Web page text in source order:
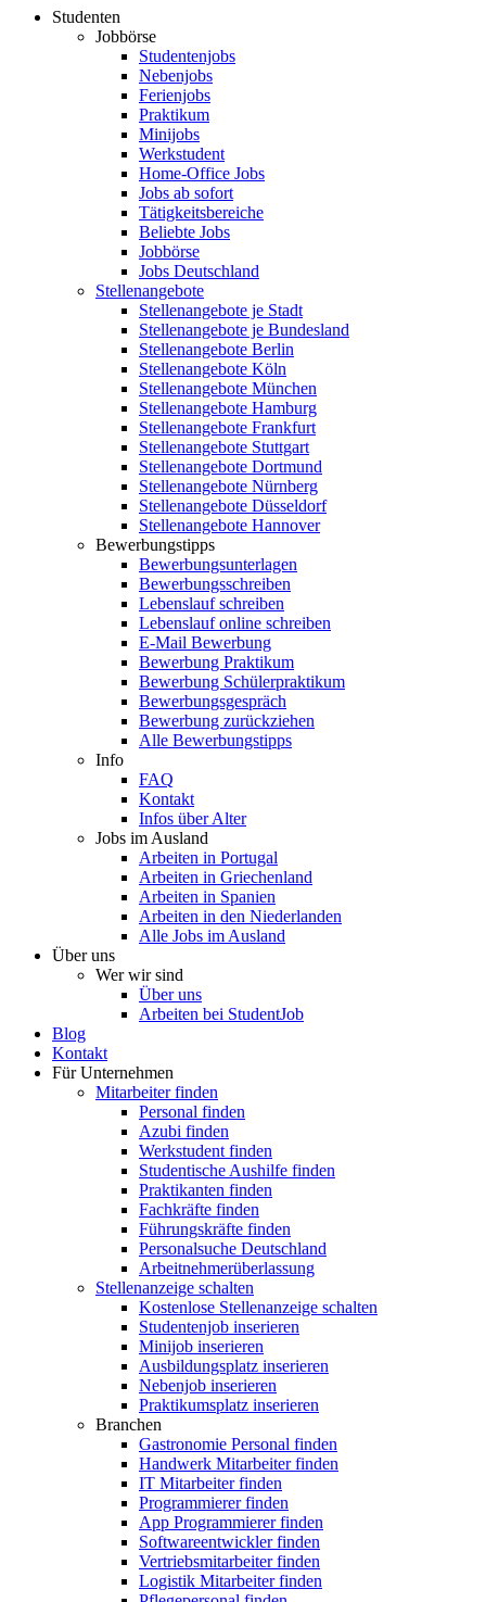
Studenten
Jobbörse
Studentenjobs
Nebenjobs
Ferienjobs
Praktikum
Minijobs
Werkstudent
Home-Office Jobs
Jobs ab sofort
Tätigkeitsbereiche
Beliebte Jobs
Jobbörse
Jobs Deutschland
Stellenangebote
Stellenangebote je Stadt
Stellenangebote je Bundesland
Stellenangebote Berlin
Stellenangebote Köln
Stellenangebote München
Stellenangebote Hamburg
Stellenangebote Frankfurt
Stellenangebote Stuttgart
Stellenangebote Dortmund
Stellenangebote Nürnberg
Stellenangebote Düsseldorf
Stellenangebote Hannover
Bewerbungstipps
Bewerbungsunterlagen
Bewerbungsschreiben
Lebenslauf schreiben
Lebenslauf online schreiben
E-Mail Bewerbung
Bewerbung Praktikum
Bewerbung Schülerpraktikum
Bewerbungsgespräch
Bewerbung zurückziehen
Alle Bewerbungstipps
Info
FAQ
Kontakt
Infos über Alter
Jobs im Ausland
Arbeiten in Portugal
Arbeiten in Griechenland
Arbeiten in Spanien
Arbeiten in den Niederlanden
Alle Jobs im Ausland
Über uns
Wer wir sind
Über uns
Arbeiten bei StudentJob
Blog
Kontakt
Für Unternehmen
Mitarbeiter finden
Personal finden
Azubi finden
Werkstudent finden
Studentische Aushilfe finden
Praktikanten finden
Fachkräfte finden
Führungskräfte finden
Personalsuche Deutschland
Arbeitnehmerüberlassung
Stellenanzeige schalten
Kostenlose Stellenanzeige schalten
Studentenjob inserieren
Minijob inserieren
Ausbildungsplatz inserieren
Nebenjob inserieren
Praktikumsplatz inserieren
Branchen
Gastronomie Personal finden
Handwerk Mitarbeiter finden
IT Mitarbeiter finden
Programmierer finden
App Programmierer finden
Softwareentwickler finden
Vertriebsmitarbeiter finden
Logistik Mitarbeiter finden